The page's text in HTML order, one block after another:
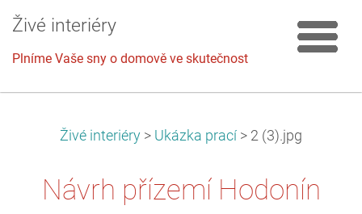
Živé interiéry
Plníme Vaše sny o domově ve skutečnost
Živé interiéry > Ukázka prací > 2 (3).jpg
Návrh přízemí Hodonín